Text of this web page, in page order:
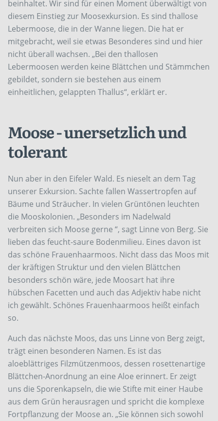
beinhaltet. Wir sind für einen Moment überwältigt von
diesem Einstieg zur Moosexkursion. Es sind thallose
Lebermoose, die in der Wanne liegen. Die hat er
mitgebracht, weil sie etwas Besonderes sind und hier
nicht überall wachsen. „Bei den thallosen
Lebermoosen werden keine Blättchen und Stämmchen
gebildet, sondern sie bestehen aus einem
einheitlichen, gelappten Thallus“, erklärt er.
Moose - unersetzlich und
tolerant
Nun aber in den Eifeler Wald. Es nieselt an dem Tag
unserer Exkursion. Sachte fallen Wassertropfen auf
Bäume und Sträucher. In vielen Grüntönen leuchten
die Mooskolonien. „Besonders im Nadelwald
verbreiten sich Moose gerne “, sagt Linne von Berg. Sie
lieben das feucht-saure Bodenmilieu. Eines davon ist
das schöne Frauenhaarmoos. Nicht dass das Moos mit
der kräftigen Struktur und den vielen Blättchen
besonders schön wäre, jede Moosart hat ihre
hübschen Facetten und auch das Adjektiv habe nicht
ich gewählt. Schönes Frauenhaarmoos heißt einfach
so.
Auch das nächste Moos, das uns Linne von Berg zeigt,
trägt einen besonderen Namen. Es ist das
aloeblättriges Filzmützenmoos, dessen rosettenartige
Blättchen-Anordnung an eine Aloe erinnert. Er zeigt
uns die Sporenkapseln, die wie Stifte mit einer Haube
aus dem Grün herausragen und spricht die komplexe
Fortpflanzung der Moose an. „Sie können sich sowohl